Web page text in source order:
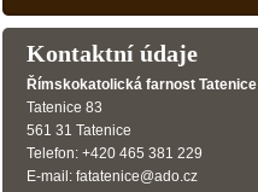
Kontaktní údaje
Římskokatolická farnost Tatenice
Tatenice 83
561 31 Tatenice
Telefon: +420 465 381 229
E-mail: fatatenice@ado.cz